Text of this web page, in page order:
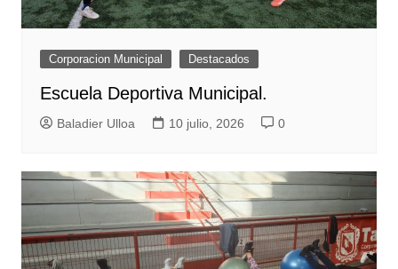
Corporacion Municipal Destacados
Escuela Deportiva Municipal.
Baladier Ulloa 10 julio, 2026 0